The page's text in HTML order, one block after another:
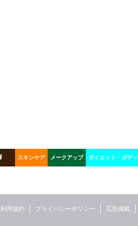
スキンケア メークアップ ダイエット・ボディ
広告掲載
プライバシーポリシー
利用規約